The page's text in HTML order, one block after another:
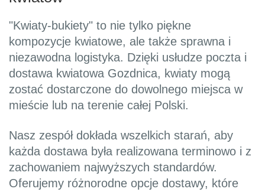
"Kwiaty-bukiety" to nie tylko piękne
kompozycje kwiatowe, ale także sprawna i
niezawodna logistyka. Dzięki usłudze poczta i
dostawa kwiatowa Gozdnica, kwiaty mogą
zostać dostarczone do dowolnego miejsca w
mieście lub na terenie całej Polski.
Nasz zespół dokłada wszelkich starań, aby
każda dostawa była realizowana terminowo i z
zachowaniem najwyższych standardów.
Oferujemy różnorodne opcje dostawy, które